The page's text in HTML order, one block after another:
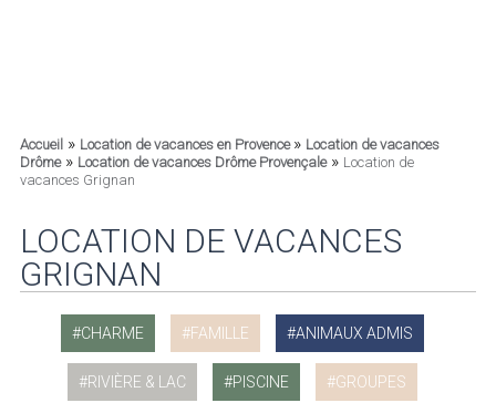
Accueil» Location de vacances en Provence » Location de vacances
Drôme» Location de vacances Drôme Provençale» Location de
vacances Grignan
LOCATION DE VACANCES
GRIGNAN
CHARME FAMILLE ANIMAUX ADMIS
RIVIÈRE & LAC PISCINE GROUPES